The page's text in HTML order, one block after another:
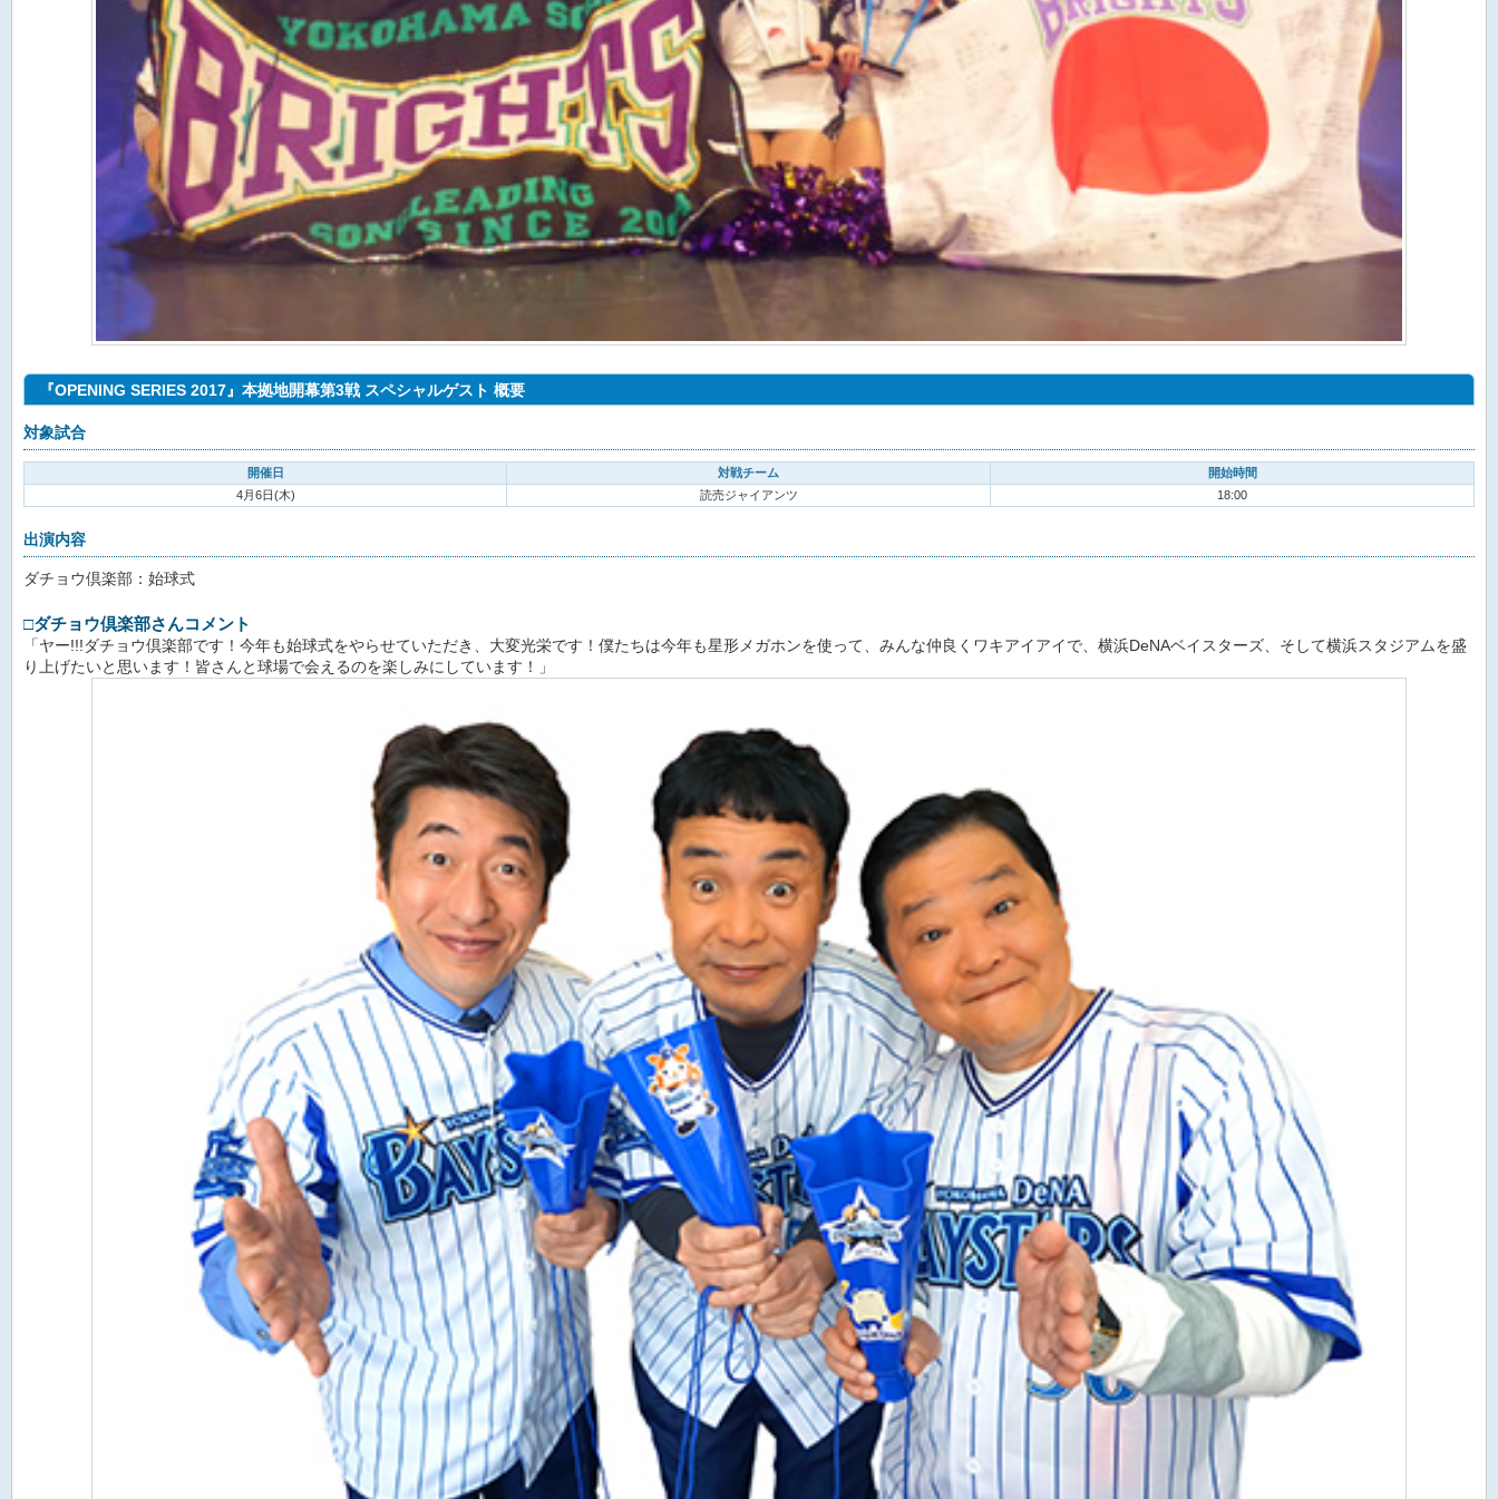
『OPENING SERIES 2017』本拠地開幕第3戦 スペシャルゲスト 概要
対象試合
開催日 対戦チーム
開始時間
4月6日(木)
読売ジャイアンツ 18:00
出演内容
ダチョウ倶楽部：始球式
□ダチョウ倶楽部さんコメント
「ヤー!!!ダチョウ倶楽部です！今年も始球式をやらせていただき、大変光栄です！僕たちは今年も星形メガホンを使って、みんな仲良くワキアイアイで、横浜DeNAベイスターズ、そして横浜スタジアムを盛
り上げたいと思います！皆さんと球場で会えるのを楽しみにしています！」